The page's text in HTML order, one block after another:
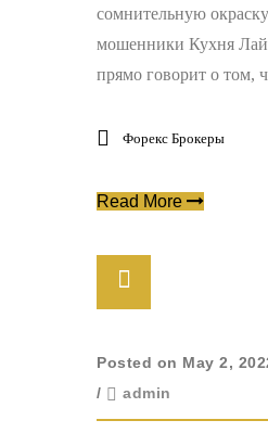
сомнительную
мошенники Кухня
прямо говорит о том,
Форекс Брокеры
Read More
Posted on May 2,
/
admin